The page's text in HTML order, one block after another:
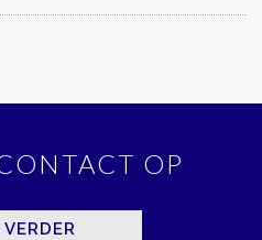
OP
VERDER